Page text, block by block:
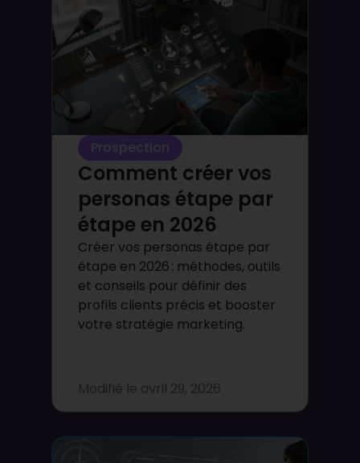
Prospection
Comment créer vos
personas étape par
étape en 2026
Créer vos personas étape par
étape en 2026 : méthodes, outils
et conseils pour définir des
profils clients précis et booster
votre stratégie marketing.
Modifié le avril 29, 2026